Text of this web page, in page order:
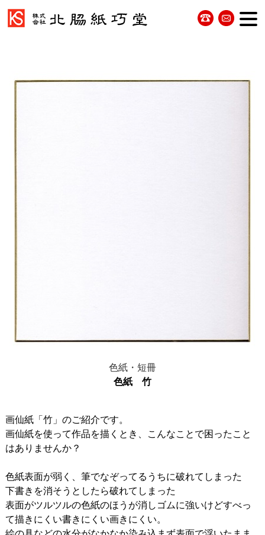
色紙・短冊
色紙 竹
画仙紙「竹」のご紹介です。
画仙紙を使って作品を描くとき、こんなことで困ったこと
はありませんか？
色紙表面が弱く、筆でなぞってるうちに破れてしまった
下書きを消そうとしたら破れてしまった
表面がツルツルの色紙のほうが消しゴムに強いけどすべっ
て描きにくい書きにくい画きにくい。